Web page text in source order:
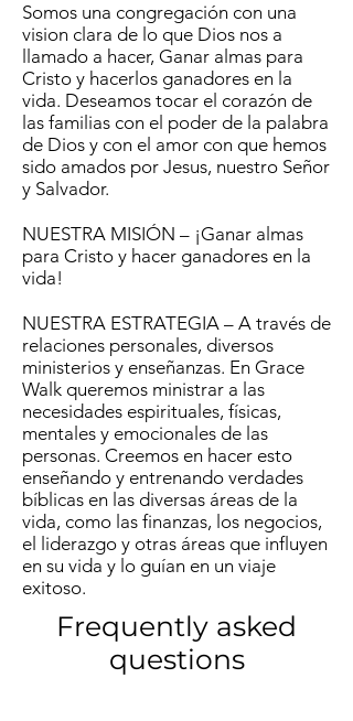
Somos una congregación con una
vision clara de lo que Dios nos a
llamado a hacer, Ganar almas para
Cristo y hacerlos ganadores en la
vida. Deseamos tocar el corazón de
las familias con el poder de la palabra
de Dios y con el amor con que hemos
sido amados por Jesus, nuestro Señor
y Salvador.
NUESTRA MISIÓN – ¡Ganar almas
para Cristo y hacer ganadores en la
vida!
NUESTRA ESTRATEGIA – A través de
relaciones personales, diversos
ministerios y enseñanzas. En Grace
Walk queremos ministrar a las
necesidades espirituales, físicas,
mentales y emocionales de las
personas. Creemos en hacer esto
enseñando y entrenando verdades
bíblicas en las diversas áreas de la
vida, como las finanzas, los negocios,
el liderazgo y otras áreas que influyen
en su vida y lo guían en un viaje
exitoso.
Frequently asked
questions